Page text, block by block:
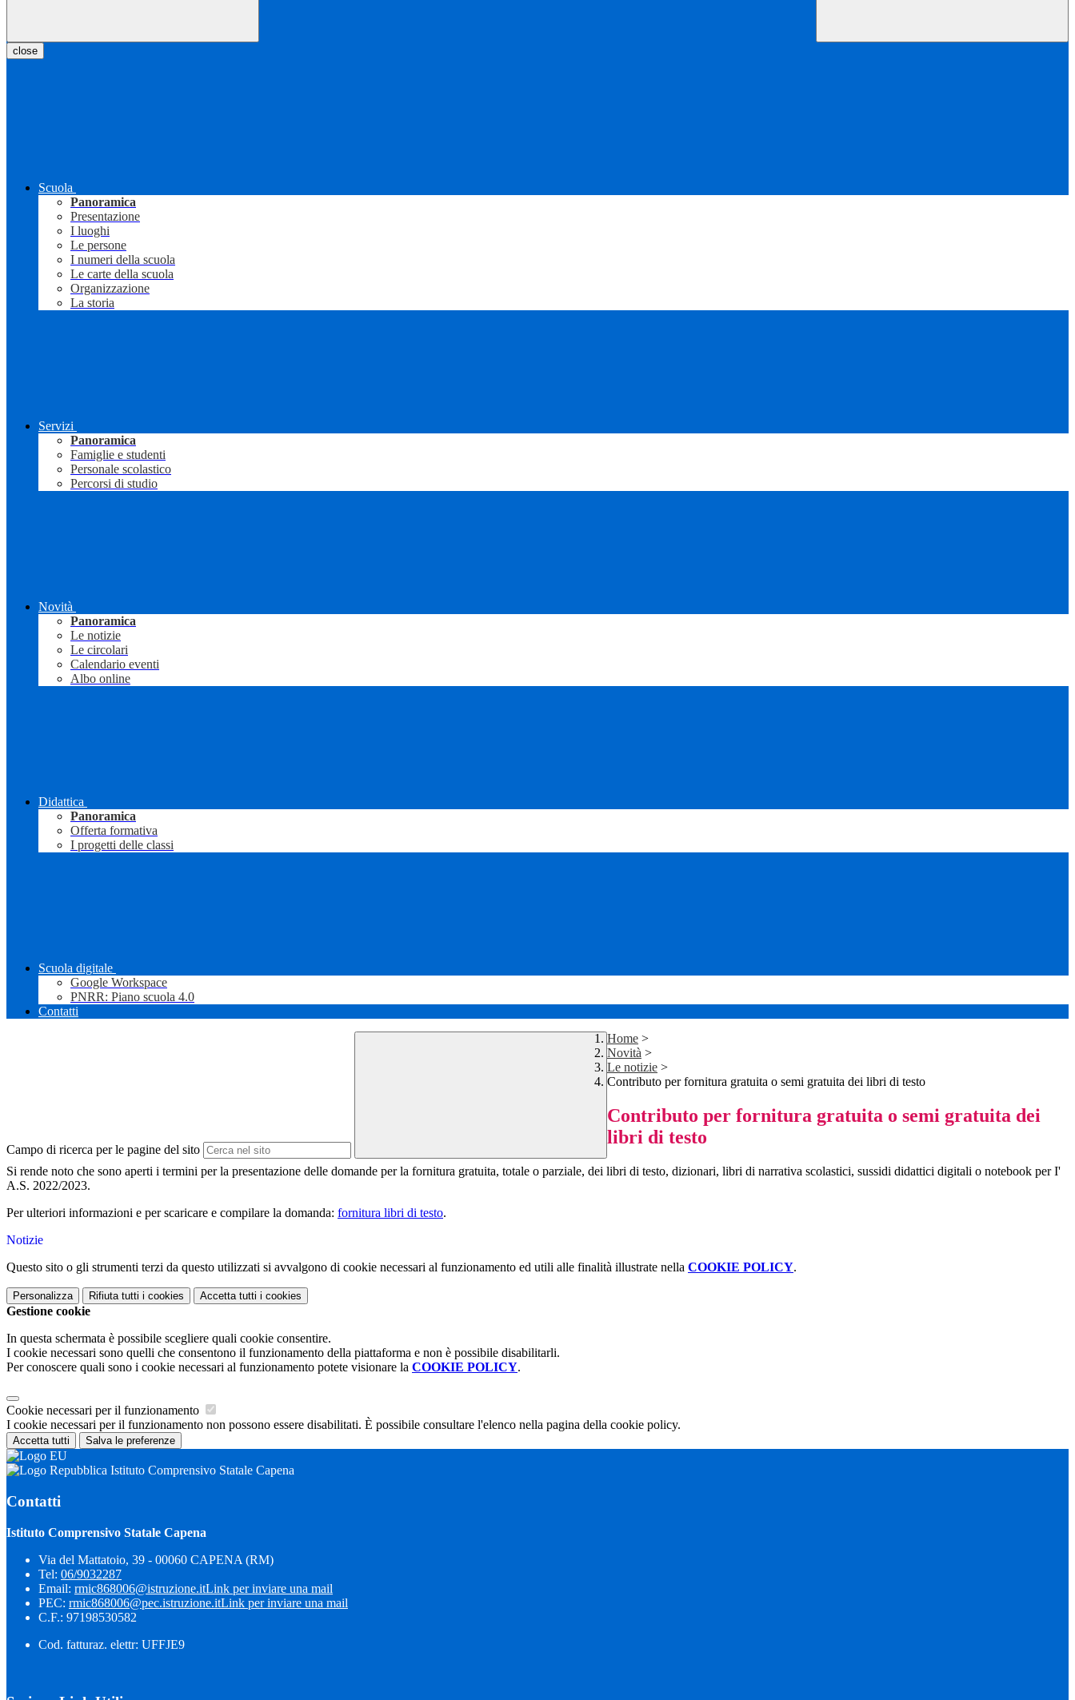
close
Scuola
Panoramica
Presentazione
I luoghi
Le persone
I numeri della scuola
Le carte della scuola
Organizzazione
La storia
Servizi
Panoramica
Famiglie e studenti
Personale scolastico
Percorsi di studio
Novità
Panoramica
Le notizie
Le circolari
Calendario eventi
Albo online
Didattica
Panoramica
Offerta formativa
I progetti delle classi
Scuola digitale
Google Workspace
PNRR: Piano scuola 4.0
Contatti
Campo di ricerca per le pagine del sito
Home >
Novità >
Le notizie >
Contributo per fornitura gratuita o semi gratuita dei libri di testo
Contributo per fornitura gratuita o semi gratuita dei
libri di testo
Si rende noto che sono aperti i termini per la presentazione delle domande perla fornitura gratuita, totale o parziale, dei libri di testo, dizionari, libri di narrativa scolastici, sussidi didattici digitali o notebook perI'
A.S. 2022/2023.
Per ulteriori informazioni e per scaricare e compilare la domanda: fornitura libri di testo.
Notizie
Questo sito o gli strumenti terzi da questo utilizzati si avvalgono di cookie necessari al funzionamento ed utili alle finalità illustrate nella COOKIE POLICY.
Personalizza Rifiuta tutti i cookies Accetta tutti i cookies
Gestione cookie
In questa schermata è possibile scegliere quali cookie consentire.
I cookie necessari sono quelli che consentono il funzionamento della piattaforma e non è possibile disabilitarli.
Per conoscere quali sono i cookie necessari al funzionamento potete visionare la COOKIE POLICY.
Cookie necessari per il funzionamento
I cookie necessari per il funzionamento non possono essere disabilitati. È possibile consultare l'elenco nella pagina della cookie policy.
Accetta tutti Salva le preferenze
Istituto Comprensivo Statale Capena
Contatti
Istituto Comprensivo Statale Capena
Via del Mattatoio, 39 - 00060 CAPENA (RM)
Tel: 06/9032287
Email: rmic868006@istruzione.itLink per inviare una mail
PEC: rmic868006@pec.istruzione.itLink per inviare una mail
C.F.: 97198530582
Cod. fatturaz. elettr: UFFJE9